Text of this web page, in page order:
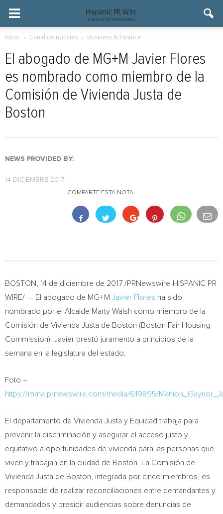
Inicio Canal de noticias Business & Finance
El abogado de MG+M Javier Flores
es nombrado como miembro de la
Comisión de Vivienda Justa de
Boston
NEWS PROVIDED BY:
14 DICIEMBRE 2017
COMPARTE ESTA NOTA
BOSTON
, 14 de diciembre de 2017 /PRNewswire-HISPANIC PR
WIRE/ — El abogado de MG+M Javier Flores ha sido
nombrado por el Alcalde Marty Walsh como miembro de la
Comisión de Vivienda Justa de Boston (Boston Fair Housing
Commission). Javier prestó juramento a principios de la
semana en la legislatura del estado.
Foto –
https://mma.prnewswire.com/media/619895/
El departamento de Vivienda Justa y Equidad trabaja para
prevenir la discriminación y asegurar el acceso justo y
equitativo a oportunidades de vivienda para las personas que
viven y trabajan en la ciudad de Boston . La Comisión de
Vivienda Justa de Boston , integrada por cinco miembros, es
responsable de realizar reconciliaciones entre demandantes y
demandados y presidir audiencias sobre denuncias de